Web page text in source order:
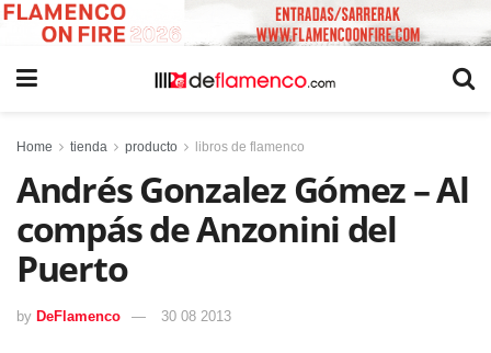
Home tienda producto libros de flamenco
Andrés Gonzalez Gómez – Al
compás de Anzonini del
Puerto
by DeFlamenco 30 08 2013